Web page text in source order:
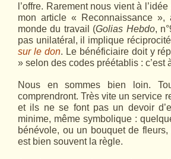
l’offre. Rarement nous vient à
mon article « Reconnaissance
monde du travail (Golias Hebdo,
pas unilatéral, il implique
sur le don. Le bénéficiaire doit y
» selon des codes préétablis :
Nous en sommes bien loin.
comprendront. Très vite un service
et ils ne se font pas un devoir
minime, même symbolique :
bénévole, ou un bouquet de
est bien souvent la règle.